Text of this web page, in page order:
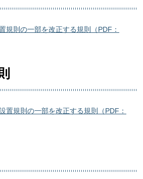
規則の一部を改正する規則（PDF：
置規則の一部を改正する規則（PDF：